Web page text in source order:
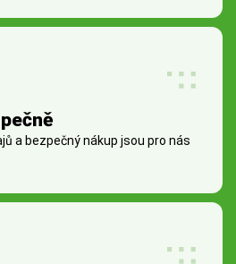
a bezpečný nákup jsou pro nás